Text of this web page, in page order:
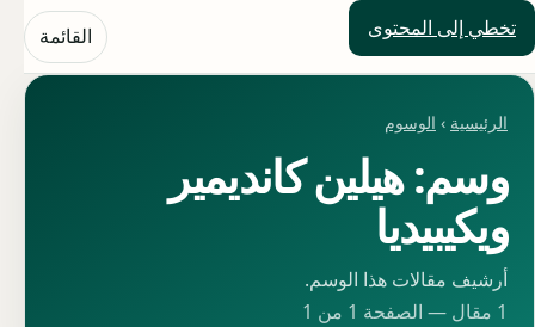
تخطي إلى المحتوى
حلول العالم القائمة
الرئيسية › الوسوم
وسم: هيلين كانديمير
ويكيبيديا
أرشيف مقالات هذا الوسم.
1 مقال — الصفحة 1 من 1